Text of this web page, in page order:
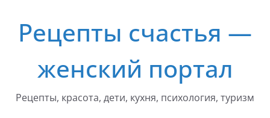
содержимому
Рецепты счастья —
женский портал
Рецепты, красота, дети, кухня, психология, туризм